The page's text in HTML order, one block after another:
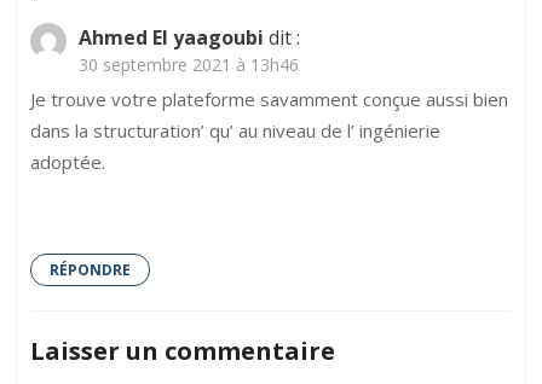
Ahmed El yaagoubi dit :
30 septembre 2021 à 13h46
Je trouve votre plateforme savamment conçue aussi bien
dans la structuration’ qu’ au niveau de l’ ingénierie
adoptée.
RÉPONDRE
Laisser un commentaire